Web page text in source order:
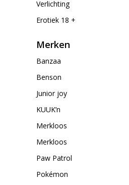
Verlichting
Erotiek 18 +
Merken
Banzaa
Benson
Junior joy
KUUK’n
Merkloos
Merkloos
Paw Patrol
Pokémon